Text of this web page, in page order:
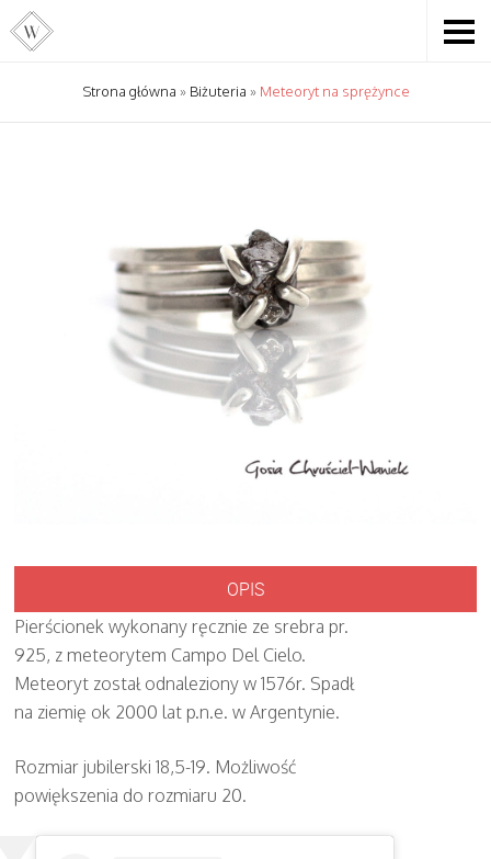
Strona główna » Biżuteria » Meteoryt na sprężynce
OPIS
Pierścionek wykonany ręcznie ze srebra pr.
925, z meteorytem Campo Del Cielo.
Meteoryt został odnaleziony w 1576r. Spadł
na ziemię ok 2000 lat p.n.e. w Argentynie.
Rozmiar jubilerski 18,5-19. Możliwość
powiększenia do rozmiaru 20.